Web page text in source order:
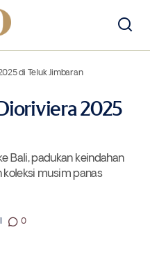
di Teluk Jimbaran
2025
Bali, padukan keindahan
musim panas
0